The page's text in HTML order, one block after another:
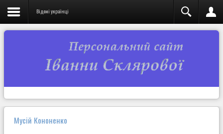
Відомі українці
Мусій Кононенко